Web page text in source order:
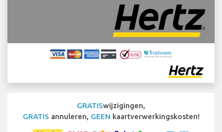
GRATISwijzigingen,
GRATIS annuleren, GEEN kaartverwerkingskosten!